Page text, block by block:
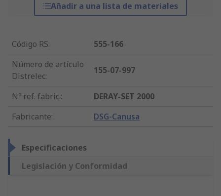
Añadir a una lista de materiales
Código RS:
555-166
Número de artículo
Distrelec:
155-07-997
Nº ref. fabric.:
DERAY-SET 2000
Fabricante: DSG-Canusa
Especificaciones
Legislación y Conformidad